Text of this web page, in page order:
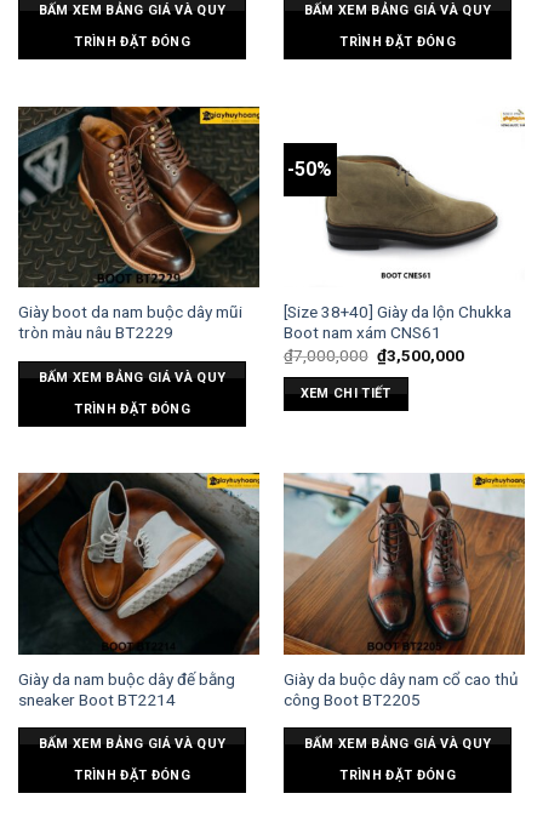
BẤM XEM BẢNG GIÁ VÀ QUY
TRÌNH ĐẶT ĐÓNG
BẤM XEM BẢNG GIÁ VÀ QUY
TRÌNH ĐẶT ĐÓNG
Giày boot da nam buộc dây mũi
tròn màu nâu BT2229
BẤM XEM BẢNG GIÁ VÀ QUY
TRÌNH ĐẶT ĐÓNG
-50%
[Size 38+40] Giày da lộn Chukka
Boot nam xám CNS61
₫7,000,000 ₫3,500,000
XEM CHI TIẾT
Giày da nam buộc dây đế bằng
sneaker Boot BT2214
BẤM XEM BẢNG GIÁ VÀ QUY
TRÌNH ĐẶT ĐÓNG
Giày da buộc dây nam cổ cao thủ
công Boot BT2205
BẤM XEM BẢNG GIÁ VÀ QUY
TRÌNH ĐẶT ĐÓNG